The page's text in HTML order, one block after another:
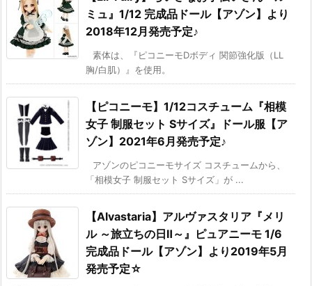
ミュ』1/12 完成品ドール【アゾン】より
2018年12月発売予定♪
素体は、『ピコニーモDボディ 関節強化版（LL
胸/白肌）』を使用。
【ピコニーモ】1/12コスチューム『相模
女子 制服セット Sサイズ』ドール服【ア
ゾン】2021年6月発売予定♪
アゾンのピコニーモサイズ コスチュームから、
「相模女子 制服セット Sサイズ」が ...
【Alvastaria】アルヴァスタリア『メリ
ル ～旅立ちの日Ⅱ～』ピュアニーモ 1/6
完成品ドール【アゾン】より2019年5月
発売予定☆